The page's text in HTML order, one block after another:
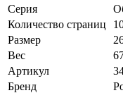
Серия
Количество страниц
Размер
Вес
Артикул
Бренд